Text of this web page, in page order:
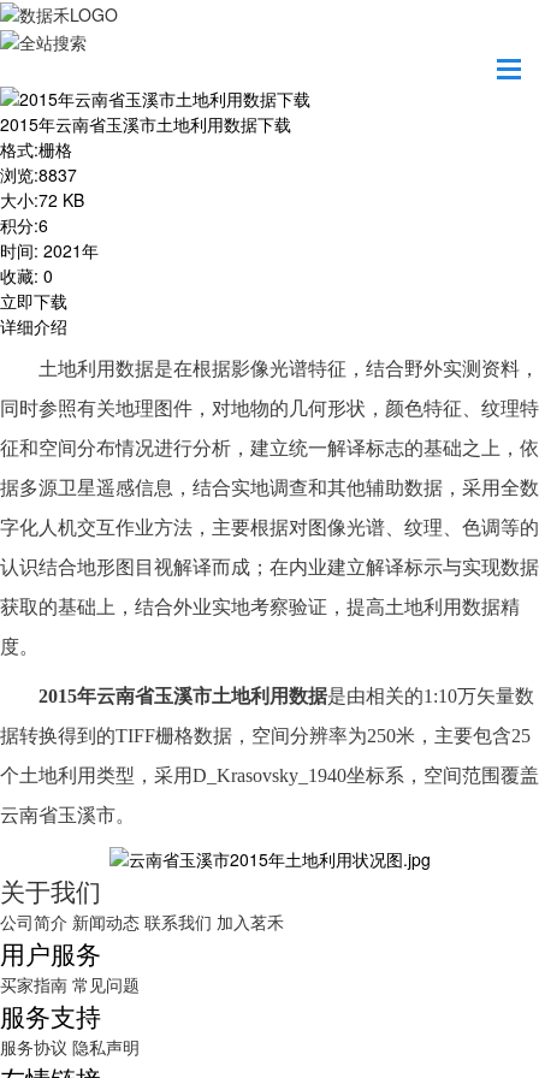
2015年云南省玉溪市土地利用数据下载
格式:栅格
浏览:8837
大小:72 KB
积分:6
时间: 2021年
收藏: 0
立即下载
详细介绍
土地利用数据是在根据影像光谱特征，结合野外实测资料，
同时参照有关地理图件，对地物的几何形状，颜色特征、纹理特
征和空间分布情况进行分析，建立统一解译标志的基础之上，依
据多源卫星遥感信息，结合实地调查和其他辅助数据，采用全数
字化人机交互作业方法，主要根据对图像光谱、纹理、色调等的
认识结合地形图目视解译而成；在内业建立解译标示与实现数据
获取的基础上，结合外业实地考察验证，提高土地利用数据精
度。
2015年云南省玉溪市土地利用数据是由相关的1:10万矢量数
据转换得到的TIFF栅格数据，空间分辨率为250米，主要包含25
个土地利用类型，采用D_Krasovsky_1940坐标系，空间范围覆盖
云南省玉溪市。
关于我们
公司简介 新闻动态 联系我们 加入茗禾
用户服务
买家指南 常见问题
服务支持
服务协议 隐私声明